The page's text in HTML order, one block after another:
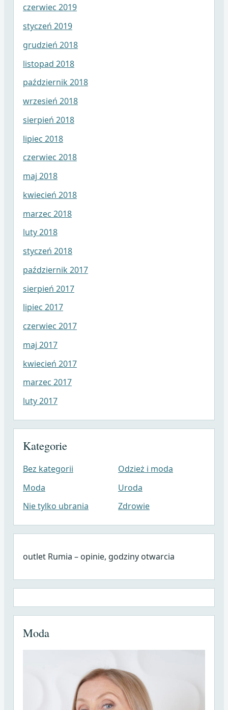
czerwiec 2019
styczeń 2019
grudzień 2018
listopad 2018
październik 2018
wrzesień 2018
sierpień 2018
lipiec 2018
czerwiec 2018
maj 2018
kwiecień 2018
marzec 2018
luty 2018
styczeń 2018
październik 2017
sierpień 2017
lipiec 2017
czerwiec 2017
maj 2017
kwiecień 2017
marzec 2017
luty 2017
Kategorie
Bez kategorii
Moda
Nie tylko ubrania
Odzież i moda
Uroda
Zdrowie
outlet Rumia – opinie, godziny otwarcia
Moda